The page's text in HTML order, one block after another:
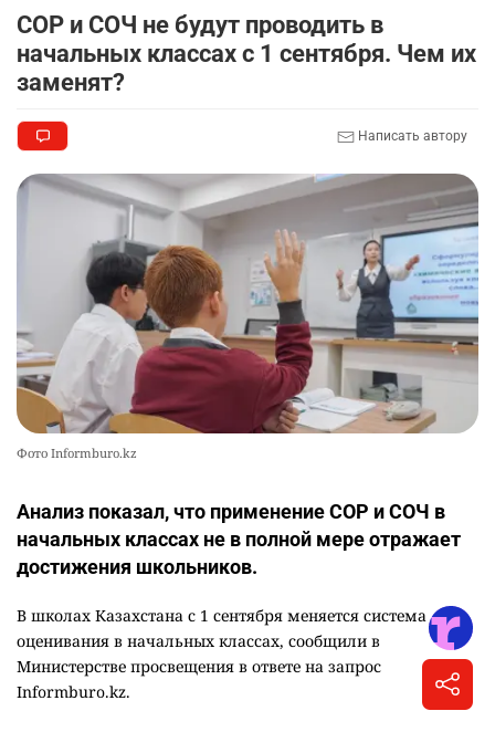
5 августа 2026, 12:00 • официально
СОР и СОЧ не будут проводить в
начальных классах с 1 сентября. Чем их
Анализ показал, что применение СОР и СОЧ в
начальных классах не в полной мере отражает
В школах Казахстана с 1 сентября меняется система
оценивания в начальных классах, сообщили в
Министерстве просвещения в ответе на запрос